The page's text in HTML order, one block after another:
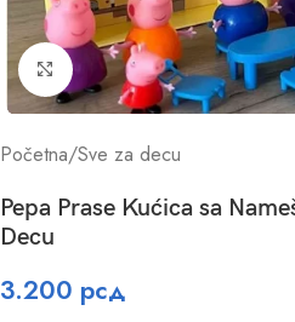
Click to enlarge
Početna/Sve za decu
Pepa Prase Kućica sa
Decu
3.200 рсд